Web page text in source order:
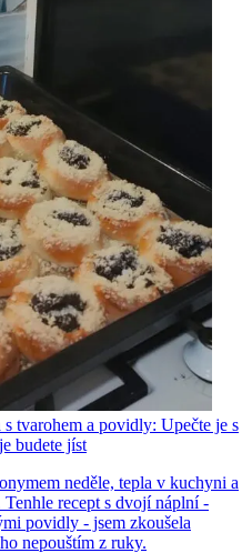
tvarohem a povidly: Upečte je s
budete jíst
neděle, tepla v kuchyni a
recept s dvojí náplní -
povidly - jsem zkoušela
nepouštím z ruky.